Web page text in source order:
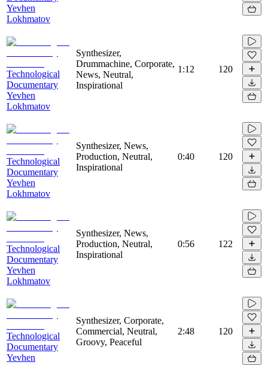
Yevhen
Lokhmatov
Technological
Documentary
Yevhen
Lokhmatov
Synthesizer,
Drummachine, Corporate,
News, Neutral,
Inspirational
1:12 120
Technological
Documentary
Yevhen
Lokhmatov
Synthesizer, News,
Production, Neutral,
Inspirational
0:40 120
Technological
Documentary
Yevhen
Lokhmatov
Synthesizer, News,
Production, Neutral,
Inspirational
0:56 122
Technological
Documentary
Yevhen
Synthesizer, Corporate,
Commercial, Neutral,
Groovy, Peaceful
2:48 120